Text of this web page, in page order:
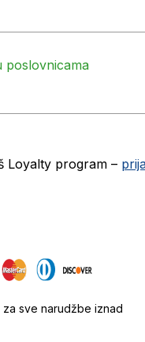
poslovnicama
Loyalty program –
za sve narudžbe iznad